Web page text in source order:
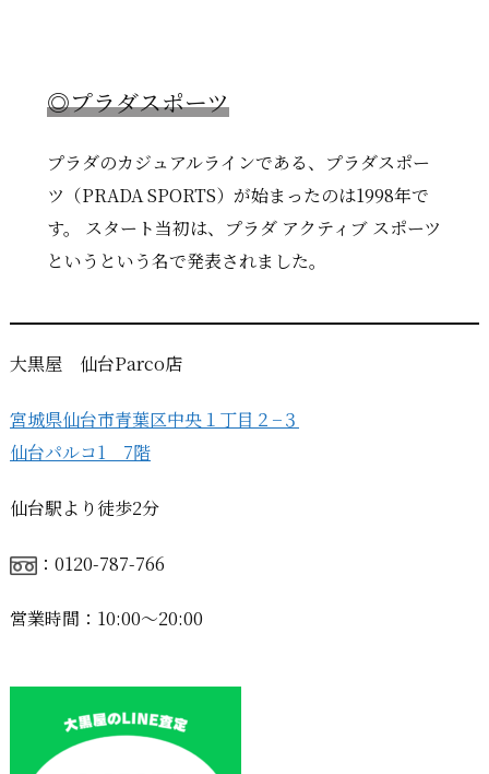
◎プラダスポーツ
プラダのカジュアルラインである、プラダスポー
ツ（PRADA SPORTS）が始まったのは1998年で
す。 スタート当初は、プラダ アクティブ スポーツ
というという名で発表されました。
大黒屋 仙台Parco店
宮城県仙台市青葉区中央１丁目２−３
仙台パルコ1 7階
仙台駅より徒歩2分
：0120-787-766
営業時間：10:00〜20:00